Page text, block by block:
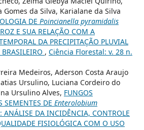
Gomes da Silva, Karialane da Silva
DE Poincianella pyramidalis
E SUA RELAÇÃO COM A
DA PRECIPITAÇÃO PLUVIAL
, Ciência Florestal: v. 28 n.
Medeiros, Aderson Costa Araujo
Ursulino, Luciana Cordeiro do
Ursulino Alves, FUNGOS
SEMENTES DE Enterolobium
: ANÁLISE DA INCIDÊNCIA, CONTROLE
FISIOLÓGICA COM O USO